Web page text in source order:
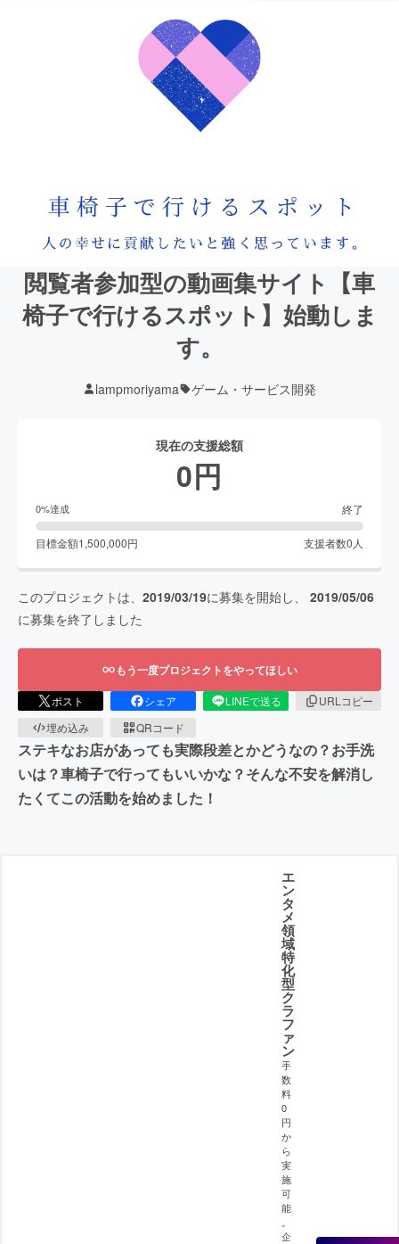
閲覧者参加型の動画集サイト【車
椅子で行けるスポット】始動しま
す。
lampmoriyama ゲーム・サービス開発
現在の支援総額
0円
0%達成 終了
目標金額1,500,000円 支援者数0 人
このプロジェクトは、 2019/03/19に募集を開始し、 2019/05/06
に募集を終了しました
もう一度プロジェクトをやってほしい
ポスト シェア LINEで送る
URLコピー
埋め込み
QRコード
ステキなお店があっても実際段差とかどうなの？お手洗
いは？車椅子で行ってもいいかな？そんな不安を解消し
たくてこの活動を始めました！
エ
ン
タ
メ
領
域
特
化
型
ク
ラ
フ
ァ
ン
手
数
料
0
円
か
ら
実
施
可
能
企